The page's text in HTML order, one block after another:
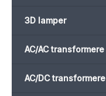
3D lamper
AC/AC transformere
AC/DC transformere